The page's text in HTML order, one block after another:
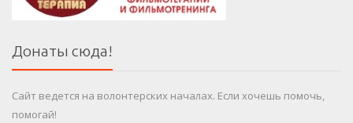
Донаты сюда!
Сайт ведется на волонтерских началах. Если хочешь помочь,
помогай!